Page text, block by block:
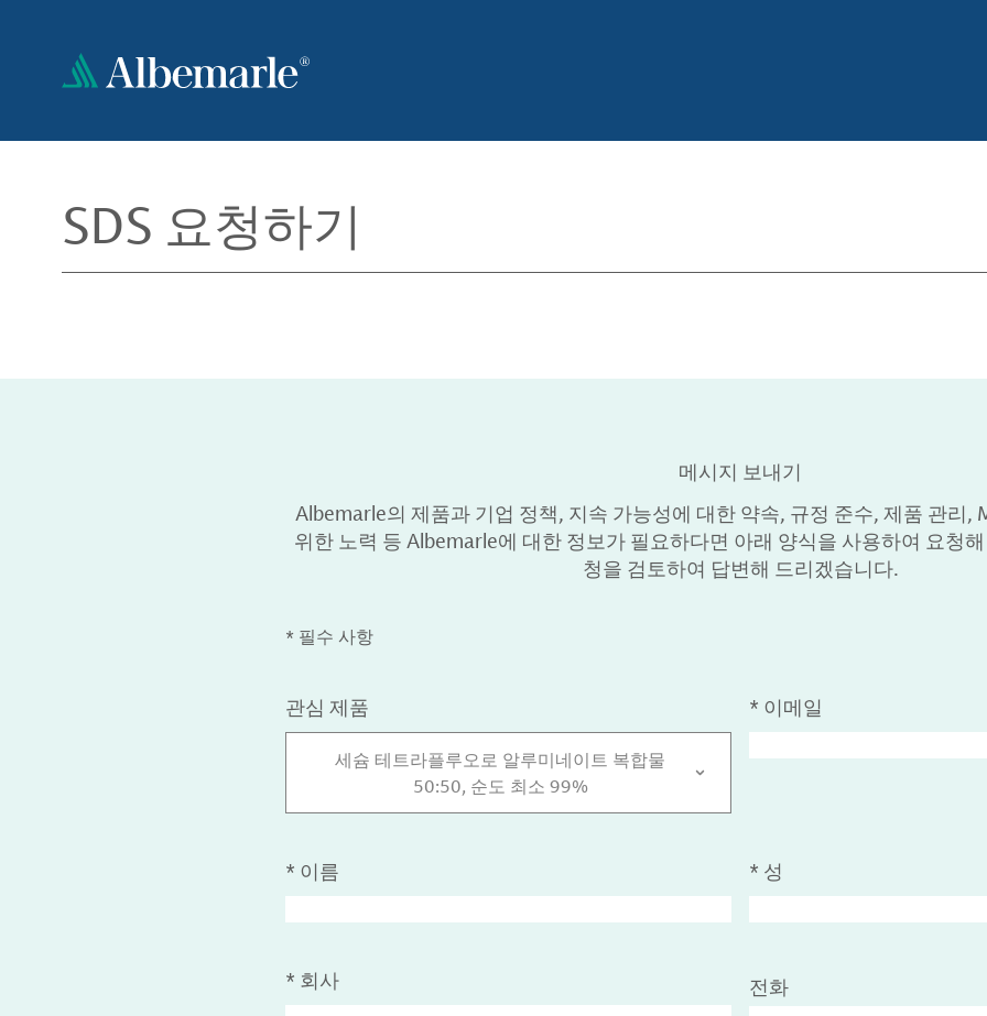
로
SDS 요청하기
메시지 보내기
Albemarle의 제품과 기업 정책, 지속 가능성에 대한 약속, 규정 준수, 제품 관리,
위한 노력 등 Albemarle에 대한 정보가 필요하다면 아래 양식을 사용하여 요청
청을 검토하여 답변해 드리겠습니다.
* 필수 사항
관심 제품
세슘 테트라플루오로 알루미네이트 복합물
50:50, 순도 최소 99%
* 이메일
* 이름 * 성
* 회사 전화